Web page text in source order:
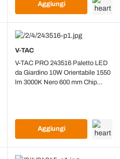
Aggiungi
V-TAC
V-TAC PRO 243516 Paletto LED
da Giardino 10W Orientabile 1550
lm 3000K Nero 600 mm Chip
Aggiungi